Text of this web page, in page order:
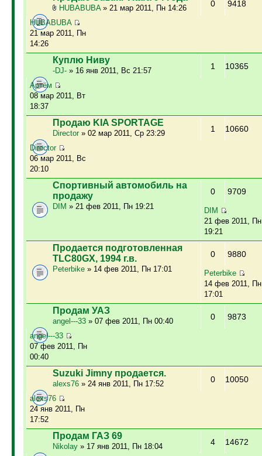
HUBABUBA» 21 мар 2011, Пн 14:26 0 9418
HUBABUBA
21 мар 2011, Пн
14:26
Куплю Ниву
-DJ-» 16 янв 2011, Вс 21:57 1 10365
Артём
08 мар 2011, Вт
18:37
Продаю KIA SPORTAGE
Director» 02 мар 2011, Ср 23:29 1 10660
Director
06 мар 2011, Вс
20:10
Спортивный автомобиль на
продажу
DIM » 21 фев 2011, Пн 19:21
0 9709
DIM
21 фев 2011, Пн
19:21
Продается подготовленная
TLC80GX, 1994 г.в.
Peterbike» 14 фев 2011, Пн 17:01
0 9880
Peterbike
14 фев 2011, Пн
17:01
Продам УАЗ
angel---33» 07 фев 2011, Пн 00:40 0 9873
angel---33
07 фев 2011, Пн
00:40
Suzuki Jimny продается.
alexs76» 24 янв 2011, Пн 17:52 0 10050
alexs76
24 янв 2011, Пн
17:52
Продам ГАЗ 69
Nikolay» 17 янв 2011, Пн 18:04 4 14672